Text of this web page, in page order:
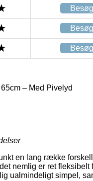
– Med Pivelyd
en lang række
nemlig er ret
ualmindeligt simpel,